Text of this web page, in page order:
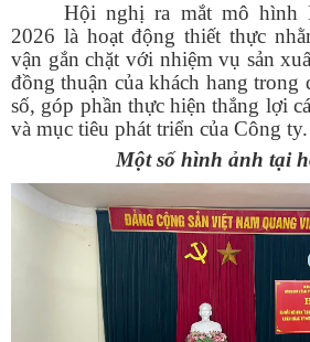
Hội nghị ra mắt mô hình
2026 là hoạt động thiết thực
vận gắn chặt với nhiệm vụ sản
đồng thuận của khách hang trong
số, góp phần thực hiện thắng lợi
và mục tiêu phát triển của Công ty.
Một số hình ảnh tại